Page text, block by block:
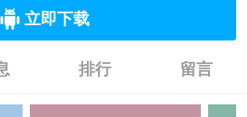
立即下载
排行 留言